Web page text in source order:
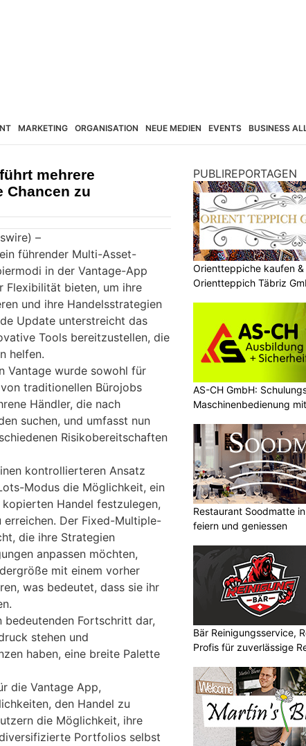
MARKETING ORGANISATION NEUE MEDIEN EVENTS BUSINESS
mehrere
Chancen zu
–
führender Multi-Asset-
in der Vantage-App
Flexibilität bieten, um ihre
und ihre Handelsstrategien
Update unterstreicht das
Tools bereitzustellen, die
helfen.
Vantage wurde sowohl für
traditionellen Bürojobs
Händler, die nach
suchen, und umfasst nun
Risikobereitschaften
kontrollierteren Ansatz
Modus die Möglichkeit, ein
Handel festzulegen,
erreichen. Der Fixed-Multiple-
die ihre Strategien
anpassen möchten,
mit einem vorher
was bedeutet, dass sie ihr
bedeutenden Fortschritt dar,
stehen und
haben, eine breite Palette
die Vantage App,
den Handel zu
die Möglichkeit, ihre
Portfolios selbst
PUBLIREPORTAGEN
Orientteppiche kaufen
Orientteppich Täbriz
AS-CH GmbH:
Maschinenbedienung
Restaurant Soodmatte
feiern und geniessen
Bär Reinigungsservice,
Profis für zuverlässige